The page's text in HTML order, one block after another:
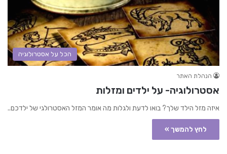
הכל על אסטרולוגיה
הנהלת האתר
אסטרולוגיה- על ילדים ומזלות
איזה מזל הילד שלך? בואו לדעת ולגלות מה אומר המזל האסטרולגי של ילדכם..
לחץ להמשך »